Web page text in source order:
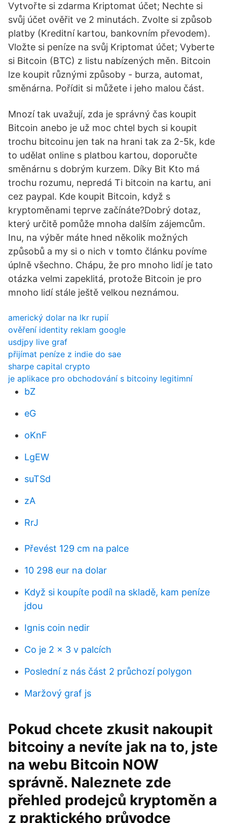
Vytvořte si zdarma Kriptomat účet; Nechte si
svůj účet ověřit ve 2 minutách. Zvolte si způsob
platby (Kreditní kartou, bankovním převodem).
Vložte si peníze na svůj Kriptomat účet; Vyberte
si Bitcoin (BTC) z listu nabízených měn. Bitcoin
lze koupit různými způsoby - burza, automat,
směnárna. Pořídit si můžete i jeho malou část.
Mnozí tak uvažují, zda je správný čas koupit
Bitcoin anebo je už moc chtel bych si koupit
trochu bitcoinu jen tak na hrani tak za 2-5k, kde
to udělat online s platbou kartou, doporučte
směnárnu s dobrým kurzem. Díky Bit Kto má
trochu rozumu, nepredá Ti bitcoin na kartu, ani
cez paypal. Kde koupit Bitcoin, když s
kryptoměnami teprve začínáte?Dobrý dotaz,
který určitě pomůže mnoha dalším zájemcům.
Inu, na výběr máte hned několik možných
způsobů a my si o nich v tomto článku povíme
úplně všechno. Chápu, že pro mnoho lidí je tato
otázka velmi zapeklitá, protože Bitcoin je pro
mnoho lidí stále ještě velkou neznámou.
americký dolar na lkr rupií
ověření identity reklam google
usdjpy live graf
přijímat peníze z indie do sae
sharpe capital crypto
je aplikace pro obchodování s bitcoiny legitimní
bZ
eG
oKnF
LgEW
suTSd
zA
RrJ
Převést 129 cm na palce
10 298 eur na dolar
Když si koupíte podíl na skladě, kam peníze
jdou
Ignis coin nedir
Co je 2 x 3 v palcích
Poslední z nás část 2 průchozí polygon
Maržový graf js
Pokud chcete zkusit nakoupit
bitcoiny a nevíte jak na to, jste
na webu Bitcoin NOW
správně. Naleznete zde
přehled prodejců kryptoměn a
z praktického průvodce